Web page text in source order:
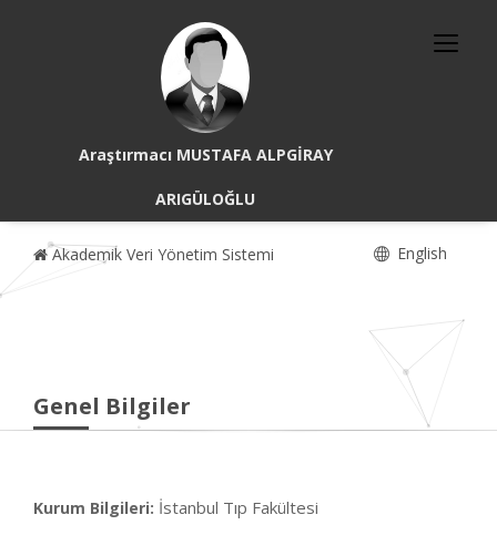
Araştırmacı MUSTAFA ALPGİRAY
ARIGÜLOĞLU
Akademik Veri Yönetim Sistemi English
Genel Bilgiler
Kurum Bilgileri: İstanbul Tıp Fakültesi